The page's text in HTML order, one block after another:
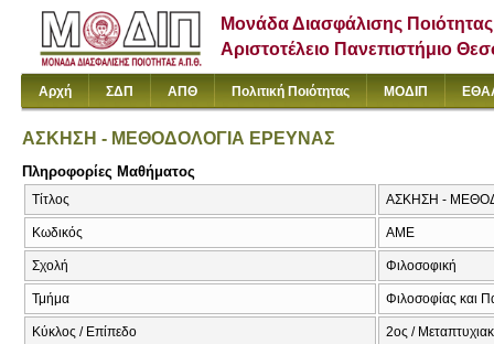
Μονάδα Διασφάλισης Ποιότητας
Αριστοτέλειο Πανεπιστήμιο
Αρχή ΣΔΠ ΑΠΘ Πολιτική Ποιότητας ΜΟΔΙΠ
ΑΣΚΗΣΗ - ΜΕΘΟΔΟΛΟΓΙΑ ΕΡΕΥΝΑΣ
Πληροφορίες Μαθήματος
Τίτλος ΑΣΚΗΣΗ -
Κωδικός ΑΜΕ
Σχολή Φιλοσοφική
Τμήμα Φιλοσοφίας και
Κύκλος / Επίπεδο 2ος /